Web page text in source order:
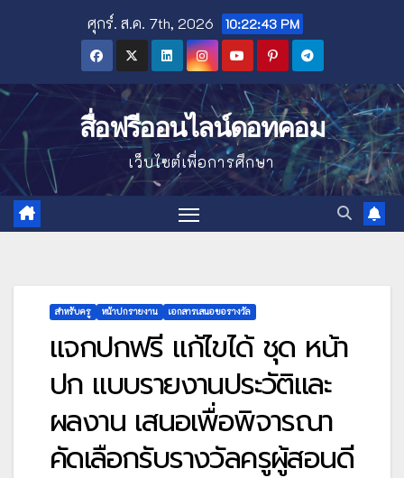
ศุกร์. ส.ค. 7th, 2026 10:22:44 PM
สื่อฟรีออนไลน์ดอทคอม
เว็บไซต์เพื่อการศึกษา
สำหรับครู หน้าปกรายงาน เอกสารเสนอขอรางวัล
แจกปกฟรี แก้ไขได้ ชุด หน้า
ปก แบบรายงานประวัติและ
ผลงาน เสนอเพื่อพิจารณา
คัดเลือกรับรางวัลครูผู้สอนดี